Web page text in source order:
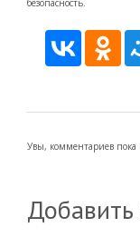
безопасность.
Увы, комментариев